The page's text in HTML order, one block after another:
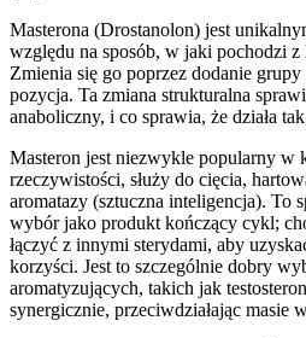
Masterona (Drostanolon) jest
względu na sposób, w jaki pochodzi
Zmienia się go poprzez dodanie
pozycja. Ta zmiana strukturalna
anaboliczny, i co sprawia, że ​​działa
Masteron jest niezwykle popularny w
rzeczywistości, służy do cięcia,
aromatazy (sztuczna inteligencja). To
wybór jako produkt kończący cykl;
łączyć z innymi sterydami, aby
korzyści. Jest to szczególnie dobry
aromatyzujących, takich jak
synergicznie, przeciwdziałając masie